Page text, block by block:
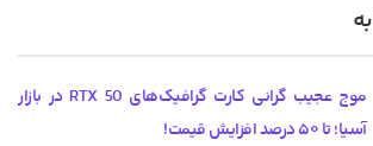
موج عجیب گرانی کارت گرافیک‌های RTX 50 در بازار
آسیا؛ تا ۵۰ درصد افزایش قیمت!